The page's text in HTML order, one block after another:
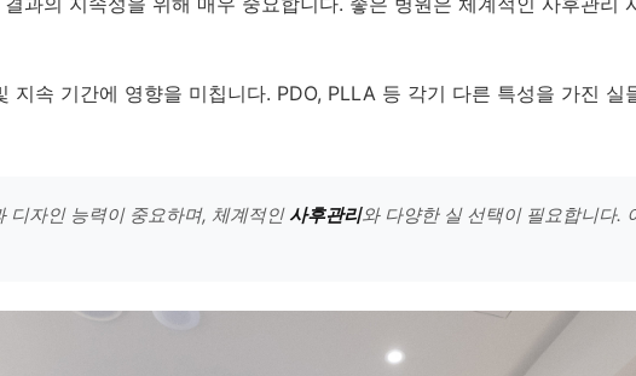
지속 기간에 영향을 미칩니다. PDO, PLLA 등 각기 다른 특성을 가진
디자인 능력이 중요하며, 체계적인 사후관리와 다양한 실 선택이 필요합니다.